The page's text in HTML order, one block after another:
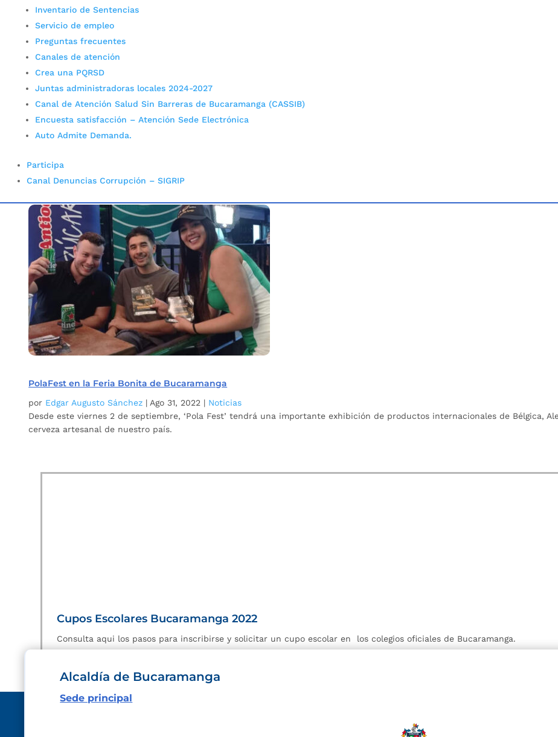
Inventario de Sentencias
Servicio de empleo
Preguntas frecuentes
Canales de atención
Crea una PQRSD
Juntas administradoras locales 2024-2027
Canal de Atención Salud Sin Barreras de Bucaramanga (CASSIB)
Encuesta satisfacción – Atención Sede Electrónica
Auto Admite Demanda.
Participa
Canal Denuncias Corrupción – SIGRIP
Inicio 5 Etiqueta: festival de la cerveza Bucaramanga
PolaFest en la Feria Bonita de Bucaramanga
por Edgar Augusto Sánchez | Ago 31, 2022 | Noticias
Desde este viernes 2 de septiembre, ‘Pola Fest’ tendrá una importante exhibición de productos internacionales de Bélgica,
cerveza artesanal de nuestro país.
Cupos Escolares Bucaramanga 2022
Consulta aqui los pasos para inscribirse y solicitar un cupo escolar en los colegios oficiales de Bucaramanga.
Alcaldía de Bucaramanga
Sede principal